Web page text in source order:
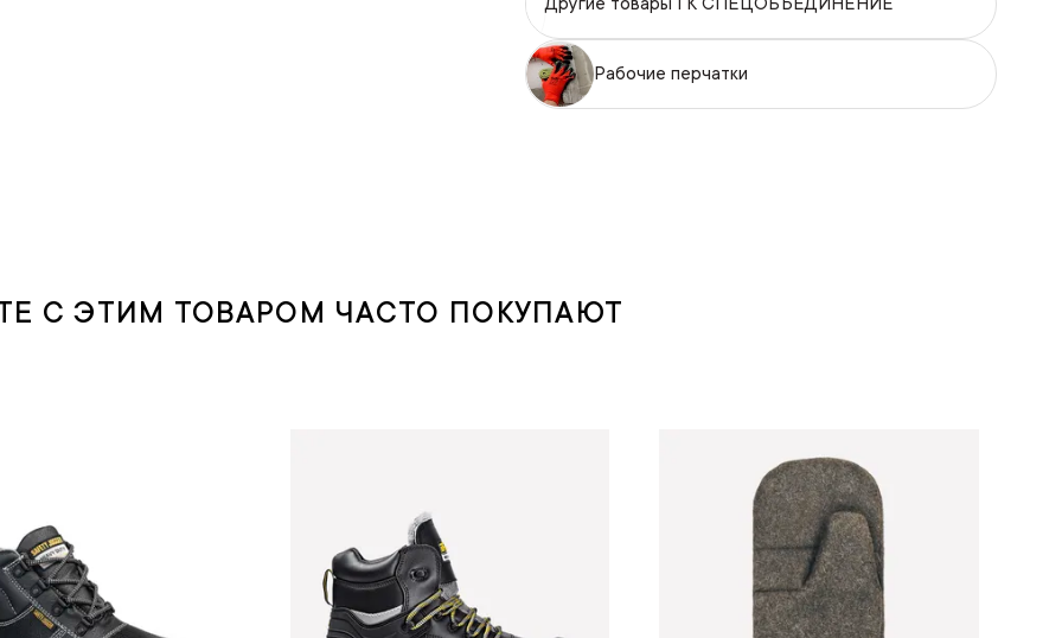
Рабочие перчатки
С ЭТИМ ТОВАРОМ ЧАСТО ПОКУПАЮТ